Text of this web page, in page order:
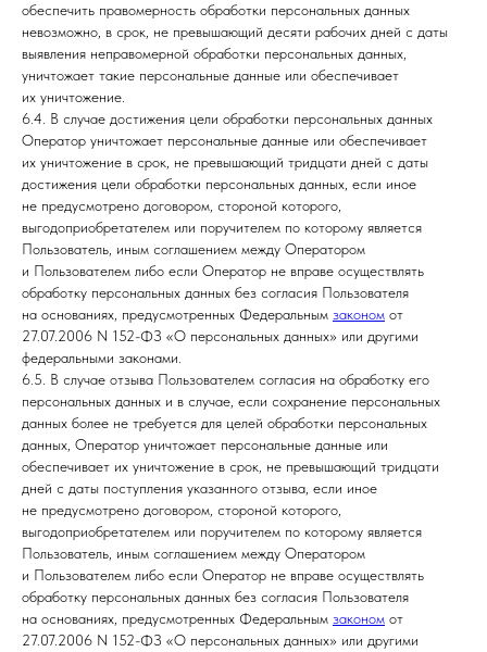
обеспечить правомерность обработки персональных данных
невозможно, в срок, не превышающий десяти рабочих дней с даты
выявления неправомерной обработки персональных данных,
уничтожает такие персональные данные или обеспечивает
их уничтожение.
6.4. В случае достижения цели обработки персональных данных
Оператор уничтожает персональные данные или обеспечивает
их уничтожение в срок, не превышающий тридцати дней с даты
достижения цели обработки персональных данных, если иное
не предусмотрено договором, стороной которого,
выгодоприобретателем или поручителем по которому является
Пользователь, иным соглашением между Оператором
и Пользователем либо если Оператор не вправе осуществлять
обработку персональных данных без согласия Пользователя
на основаниях, предусмотренных Федеральным законом от
27.07.2006 N 152-ФЗ «О персональных данных» или другими
федеральными законами.
6.5. В случае отзыва Пользователем согласия на обработку его
персональных данных и в случае, если сохранение персональных
данных более не требуется для целей обработки персональных
данных, Оператор уничтожает персональные данные или
обеспечивает их уничтожение в срок, не превышающий тридцати
дней с даты поступления указанного отзыва, если иное
не предусмотрено договором, стороной которого,
выгодоприобретателем или поручителем по которому является
Пользователь, иным соглашением между Оператором
и Пользователем либо если Оператор не вправе осуществлять
обработку персональных данных без согласия Пользователя
на основаниях, предусмотренных Федеральным законом от
27.07.2006 N 152-ФЗ «О персональных данных» или другими